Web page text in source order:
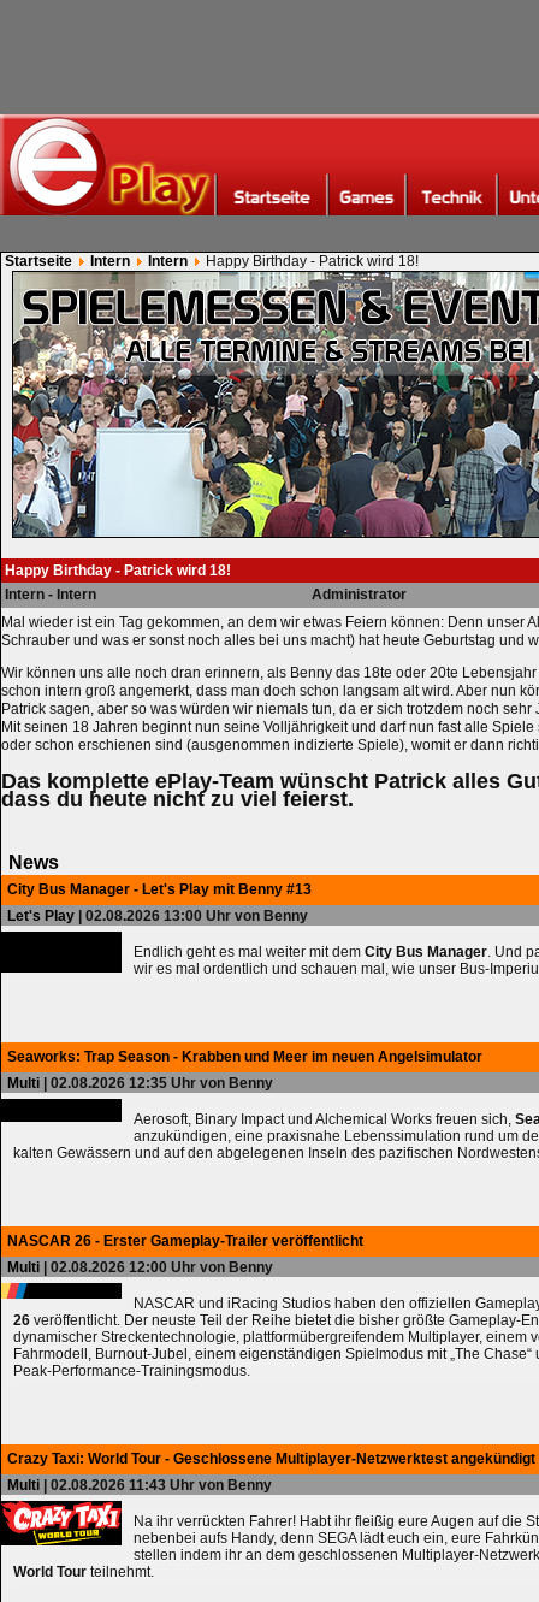
Startseite Intern Intern Happy Birthday - Patrick wird 18!
Happy Birthday - Patrick wird 18!
Intern - Intern
Administrator
Mal wieder ist ein Tag gekommen, an dem wir etwas Feiern können: Denn unser
Schrauber und was er sonst noch alles bei uns macht) hat heute Geburtstag und
Wir können uns alle noch dran erinnern, als Benny das 18te oder 20te
schon intern groß angemerkt, dass man doch schon langsam alt wird. Aber nun
Patrick sagen, aber so was würden wir niemals tun, da er sich trotzdem noch sehr
Mit seinen 18 Jahren beginnt nun seine Volljährigkeit und darf nun fast alle
oder schon erschienen sind (ausgenommen indizierte Spiele), womit er dann
Das komplette ePlay-Team wünscht Patrick alles
dass du heute nicht zu viel feierst.
News
City Bus Manager - Let's Play mit Benny #13
Let's Play | 02.08.2026 13:00 Uhr von Benny
Endlich geht es mal weiter mit dem City Bus Manager. Und
wir es mal ordentlich und schauen mal, wie unser Bus-
Seaworks: Trap Season - Krabben und Meer im neuen Angelsimulator
Multi | 02.08.2026 12:35 Uhr von Benny
Aerosoft, Binary Impact und Alchemical Works freuen sich,
anzukündigen, eine praxisnahe Lebenssimulation rund um
kalten Gewässern und auf den abgelegenen Inseln des pazifischen
NASCAR 26 - Erster Gameplay-Trailer veröffentlicht
Multi | 02.08.2026 12:00 Uhr von Benny
NASCAR und iRacing Studios haben den offiziellen
26 veröffentlicht. Der neuste Teil der Reihe bietet die bisher größte Gameplay-
dynamischer Streckentechnologie, plattformübergreifendem Multiplayer, einem
Fahrmodell, Burnout-Jubel, einem eigenständigen Spielmodus mit „The
Peak-Performance-Trainingsmodus.
Crazy Taxi: World Tour - Geschlossene Multiplayer-Netzwerktest angekündigt
Multi | 02.08.2026 11:43 Uhr von Benny
Na ihr verrückten Fahrer! Habt ihr fleißig eure Augen auf die
nebenbei aufs Handy, denn SEGA lädt euch ein, eure
stellen indem ihr an dem geschlossenen Multiplayer-
World Tour teilnehmt.